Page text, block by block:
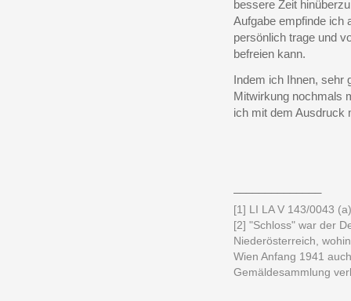
bessere Zeit
Aufgabe empfinde ich
persönlich trage und
befreien kann.
Indem ich Ihnen, sehr
Mitwirkung nochmals
ich mit dem Ausdruck
[1] LI LA V 143/0043
[2] "Schloss" war der
Niederösterreich,
Wien Anfang 1941
Gemäldesammlung